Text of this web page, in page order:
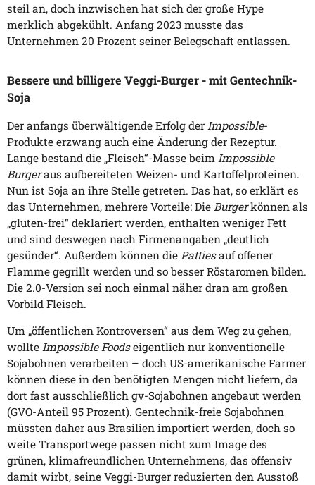
steil an, doch inzwischen hat sich der große Hype
merklich abgekühlt. Anfang 2023 musste das
Unternehmen 20 Prozent seiner Belegschaft entlassen.
Bessere und billigere Veggi-Burger - mit Gentechnik-
Soja
Der anfangs überwältigende Erfolg der Impossible-
Produkte erzwang auch eine Änderung der Rezeptur.
Lange bestand die „Fleisch“-Masse beim Impossible
Burgeraus aufbereiteten Weizen- und Kartoffelproteinen.
Nun ist Soja an ihre Stelle getreten. Das hat, so erklärt es
das Unternehmen, mehrere Vorteile: Die Burgerkönnen als
„gluten-frei“ deklariert werden, enthalten weniger Fett
und sind deswegen nach Firmenangaben „deutlich
gesünder“. Außerdem können die Pattiesauf offener
Flamme gegrillt werden und so besser Röstaromen bilden.
Die 2.0-Version sei noch einmal näher dran am großen
Vorbild Fleisch.
Um „öffentlichen Kontroversen“ aus dem Weg zu gehen,
wollte Impossible Foodseigentlich nur konventionelle
Sojabohnen verarbeiten – doch US-amerikanische Farmer
können diese in den benötigten Mengen nicht liefern, da
dort fast ausschließlich gv-Sojabohnen angebaut werden
(GVO-Anteil 95 Prozent). Gentechnik-freie Sojabohnen
müssten daher aus Brasilien importiert werden, doch so
weite Transportwege passen nicht zum Image des
grünen, klimafreundlichen Unternehmens, das offensiv
damit wirbt, seine Veggi-Burger reduzierten den Ausstoß